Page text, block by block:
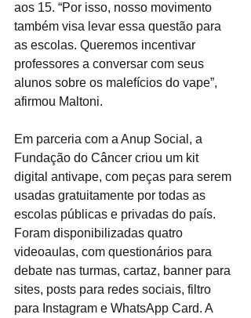
aos 15. “Por isso, nosso movimento
também visa levar essa questão para
as escolas. Queremos incentivar
professores a conversar com seus
alunos sobre os malefícios do vape”,
afirmou Maltoni.
Em parceria com a Anup Social, a
Fundação do Câncer criou um kit
digital antivape, com peças para serem
usadas gratuitamente por todas as
escolas públicas e privadas do país.
Foram disponibilizadas quatro
videoaulas, com questionários para
debate nas turmas, cartaz, banner para
sites, posts para redes sociais, filtro
para Instagram e WhatsApp Card. A